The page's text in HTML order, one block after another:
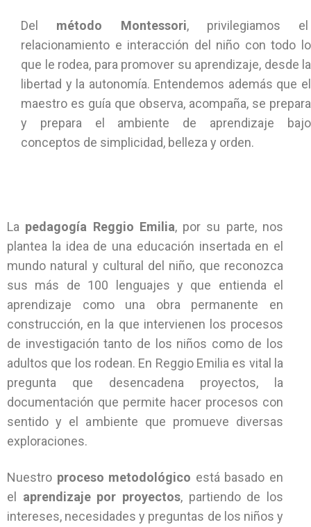
Del método Montessori, privilegiamos el
relacionamiento e interacción del niño con todo lo
que le rodea, para promover su aprendizaje, desde la
libertad y la autonomía. Entendemos además que el
maestro es guía que observa, acompaña, se prepara
y prepara el ambiente de aprendizaje bajo
conceptos de simplicidad, belleza y orden.
La pedagogía Reggio Emilia, por su parte, nos
plantea la idea de una educación insertada en el
mundo natural y cultural del niño, que reconozca
sus más de 100 lenguajes y que entienda el
aprendizaje como una obra permanente en
construcción, en la que intervienen los procesos
de investigación tanto de los niños como de los
adultos que los rodean. En Reggio Emilia es vital la
pregunta que desencadena proyectos, la
documentación que permite hacer procesos con
sentido y el ambiente que promueve diversas
exploraciones.
Nuestro proceso metodológico está basado en
el aprendizaje por proyectos, partiendo de los
intereses, necesidades y preguntas de los niños y